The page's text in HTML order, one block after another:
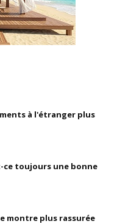
à l'étranger plus
ce toujours une bonne
montre plus rassurée